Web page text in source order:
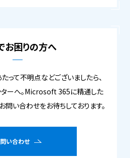
お困りの方へ
て不明点などございましたら、
ーへ。Microsoft 365に精通した
問い合わせをお待ちしております。
い合わせ